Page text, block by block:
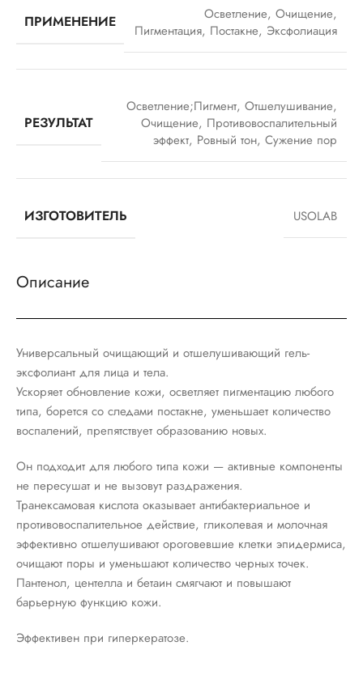
ПРИМЕНЕНИЕ Осветление, Очищение,
Пигментация, Постакне, Эксфолиация
РЕЗУЛЬТАТ
Осветление;Пигмент, Отшелушивание,
Очищение, Противовоспалительный
эффект, Ровный тон, Сужение пор
ИЗГОТОВИТЕЛЬ USOLAB
Описание
Универсальный очищающий и отшелушивающий гель-
эксфолиант для лица и тела.
Ускоряет обновление кожи, осветляет пигментацию любого
типа, борется со следами постакне, уменьшает количество
воспалений, препятствует образованию новых.
Он подходит для любого типа кожи — активные компоненты
не пересушат и не вызовут раздражения.
Транексамовая кислота оказывает антибактериальное и
противовоспалительное действие, гликолевая и молочная
эффективно отшелушивают ороговевшие клетки эпидермиса,
очищают поры и уменьшают количество черных точек.
Пантенол, центелла и бетаин смягчают и повышают
барьерную функцию кожи.
Эффективен при гиперкератозе.